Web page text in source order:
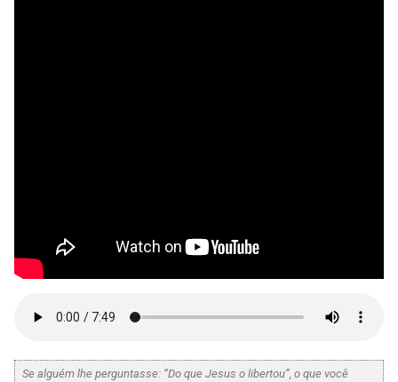
Se alguém lhe perguntasse: “Do que Jesus o libertou”, o que você